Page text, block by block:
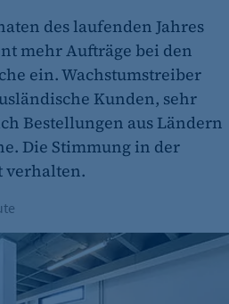
die Verwaltung von
B. bei Login, Umfrage
auch bei Caching zur
des laufenden Jahres
mehr Aufträge bei den
ein. Wachstumstreiber
Kunden, sehr
Bestellungen aus Ländern
Die Stimmung in der
verhalten.
Wachstum im ersten